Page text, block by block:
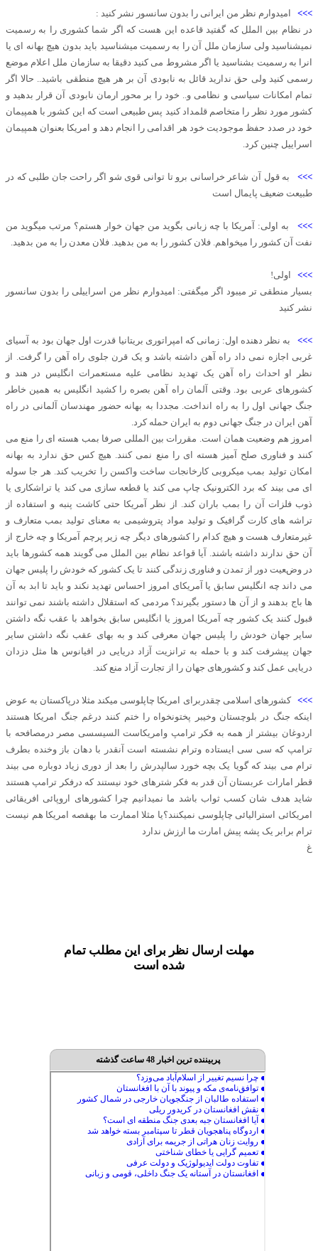
>>> امیدوارم نظر من ایرانی را بدون سانسور نشر کنید :
در نظام بین الملل که گفتید قاعده این هست که اگر شما کشوری را به رسمیت
نمیشناسید ولی سازمان ملل آن را به رسمیت میشناسید باید بدون هیچ بهانه ای یا
انرا به رسمیت بشناسید یا اگر مشروط می کنید دقیقا به سازمان ملل اعلام موضع
رسمی کنید ولی حق ندارید قائل به نابودی آن بر هر هیچ منطقی باشید.. حالا اگر
تمام امکانات سیاسی و نظامی و.. خود را بر محور ارمان نابودی آن قرار بدهید و
کشور مورد نظر را متخاصم قلمداد کنید پس طبیعی است که این کشور با همپیمان
خود در صدد حفظ موجودیت خود هر اقدامی را انجام دهد و امریکا بعنوان همپیمان
اسراییل چنین کرد.
>>> به قول آن شاعر خراسانی برو تا توانی قوی شو اگر راحت جان طلبی که در
طبیعت ضعیف پایمال است
>>> به اولی: آمریکا با چه زبانی بگوید من جهان خوار هستم؟ مرتب میگوید من
نفت آن کشور را میخواهم. فلان کشور را به من بدهید. فلان معدن را به من بدهید.
>>> اولی!
بسیار منطقی تر میبود اگر میگفتی: امیدوارم نظر من اسراییلی را بدون سانسور
نشر کنید
>>> به نظر دهنده اول: زمانی که امپراتوری بریتانیا قدرت اول جهان بود به آسیای
غربی اجازه نمی داد راه آهن داشته باشد و یک قرن جلوی راه آهن را گرفت. از
نظر او احداث راه آهن یک تهدید نظامی علیه مستعمرات انگلیس در هند و
کشورهای عربی بود. وقتی آلمان راه آهن بصره را کشید انگلیس به همین خاطر
جنگ جهانی اول را به راه انداخت. مجددا به بهانه حضور مهندسان آلمانی در راه
آهن ایران در جنگ جهانی دوم به ایران حمله کرد.
امروز هم وضعیت همان است. مقررات بین المللی صرفا بمب هسته ای را منع می
کنند و فناوری صلح آمیز هسته ای را منع نمی کنند. هیچ کس حق ندارد به بهانه
امکان تولید بمب میکروبی کارخانجات ساخت واکسن را تخریب کند. هر جا سوله
ای می بیند که برد الکترونیک چاپ می کند یا قطعه سازی می کند یا تراشکاری یا
ذوب فلزات آن را بمب باران کند. از نظر آمریکا حتی کاشت پنبه و استفاده از
تراشه های کارت گرافیک و تولید مواد پتروشیمی به معنای تولید بمب متعارف و
غیرمتعارف هست و هیچ کدام را کشورهای دیگر چه زیر پرچم آمریکا و چه خارج از
آن حق ندارند داشته باشند. آیا قواعد نظام بین الملل می گویند همه کشورها باید
در وضعیت دور از تمدن و فناوری زندگی کنند تا یک کشور که خودش را پلیس جهان
می داند چه انگلیس سابق یا آمریکای امروز احساس تهدید نکند و باید تا ابد به آن
ها باج بدهند و از آن ها دستور بگیرند؟ مردمی که استقلال داشته باشند نمی توانند
قبول کنند یک کشور چه آمریکا امروز یا انگلیس سابق بخواهد با عقب نگه داشتن
سایر جهان خودش را پلیس جهان معرفی کند و به بهای عقب نگه داشتن سایر
جهان پیشرفت کند و با حمله به ترانزیت آزاد دریایی در اقیانوس ها مثل دزدان
دریایی عمل کند و کشورهای جهان را از تجارت آزاد منع کند.
>>>کشورهای اسلامی چقدربرای امریکا چاپلوسی میکند مثلا درپاکستان به عوض
اینکه جنگ در بلوچستان وخیبر پختونخواه را ختم کنند درغم جنگ امریکا هستند
اردوغان بیشتر از همه به فکر ترامپ وامریکاست السیسسی مصر درمصافحه با
ترامپ که سی سی ایستاده وترام نشسته است آنقدر با دهان باز وخنده بطرف
ترام می بیند که گویا یک بچه خورد سالپدرش را بعد از دوری زیاد دوباره می بیند
قطر امارات عربستان آن قدر به فکر شترهای خود نیستند که درفکر ترامپ هستند
شاید هدف شان کسب ثواب باشد ما نمیدانیم چرا کشورهای اروپائی افریقائی
امریکائی استرالیائی چاپلوسی نمیکنند؟یا مثلا اممارت ما بهقصه امریکا هم نیست
ترام برابر یک پشه پیش امارت ما ارزش ندارد
غ
مهلت ارسال نظر برای این مطلب تمام
شده است
پربیننده ترین اخبار 48 ساعت گذشته